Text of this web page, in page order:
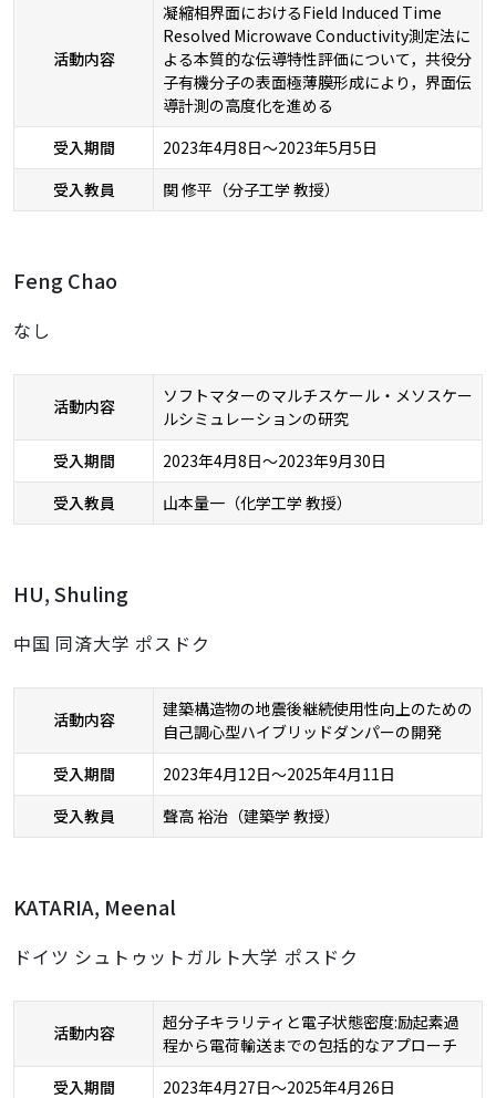
活動内容
凝縮相界面におけるField Induced Time
Resolved Microwave Conductivity測定法に
よる本質的な伝導特性評価について，共役分
子有機分子の表面極薄膜形成により，界面伝
導計測の高度化を進める
受入期間
2023年4月8日～2023年5月5日
受入教員
関 修平（分子工学 教授）
Feng Chao
なし
活動内容
ソフトマターのマルチスケール・メソスケー
ルシミュレーションの研究
受入期間
2023年4月8日～2023年9月30日
受入教員
山本量一（化学工学 教授）
HU, Shuling
中国 同済大学 ポスドク
活動内容
建築構造物の地震後継続使用性向上のための
自己調心型ハイブリッドダンパーの開発
受入期間
2023年4月12日～2025年4月11日
受入教員
聲高 裕治（建築学 教授）
KATARIA, Meenal
ドイツ シュトゥットガルト大学 ポスドク
活動内容
超分子キラリティと電子状態密度:励起素過
程から電荷輸送までの包括的なアプローチ
受入期間
2023年4月27日～2025年4月26日